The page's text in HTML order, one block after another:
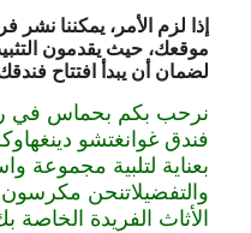
إذا لزم الأمر، يمكننا
موقعك، حيث يقدمون
لضمان أن يبدأ افتتاح
نرحب بكم بحماس في
فندق غوانغتشو
بعناية لتلبية مجموعة
والتفضيلاتنحن
الأثاث الفريدة الخاصة